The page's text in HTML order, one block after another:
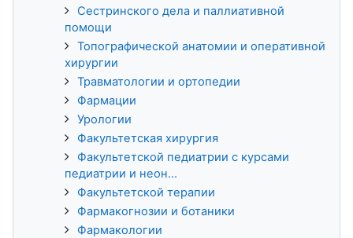
Сестринского дела и паллиативной
помощи
Топографической анатомии и оперативной
хирургии
Травматологии и ортопедии
Фармации
Урологии
Факультетская хирургия
Факультетской педиатрии с курсами
педиатрии и неон...
Факультетской терапии
Фармакогнозии и ботаники
Фармакологии